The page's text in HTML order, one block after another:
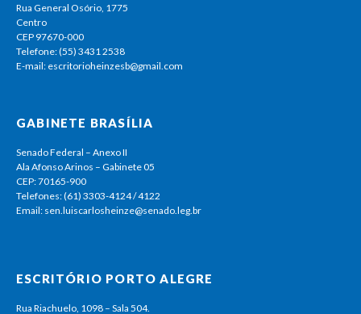
Rua General Osório, 1775
Centro
CEP 97670-000
Telefone: (55) 3431 2538
E-mail: escritorioheinzesb@gmail.com
GABINETE BRASÍLIA
Senado Federal – Anexo II
Ala Afonso Arinos – Gabinete 05
CEP: 70165-900
Telefones: (61) 3303-4124 / 4122
Email: sen.luiscarlosheinze@senado.leg.br
ESCRITÓRIO PORTO ALEGRE
Rua Riachuelo, 1098 – Sala 504.